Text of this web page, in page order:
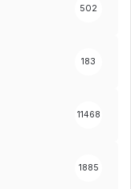
502
183
11468
1885